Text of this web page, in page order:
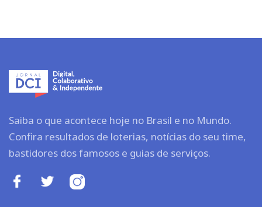
Saiba o que acontece hoje no Brasil e no Mundo.
Confira resultados de loterias, notícias do seu time,
bastidores dos famosos e guias de serviços.